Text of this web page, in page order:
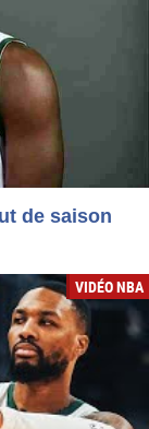
de saison
VIDÉO NBA